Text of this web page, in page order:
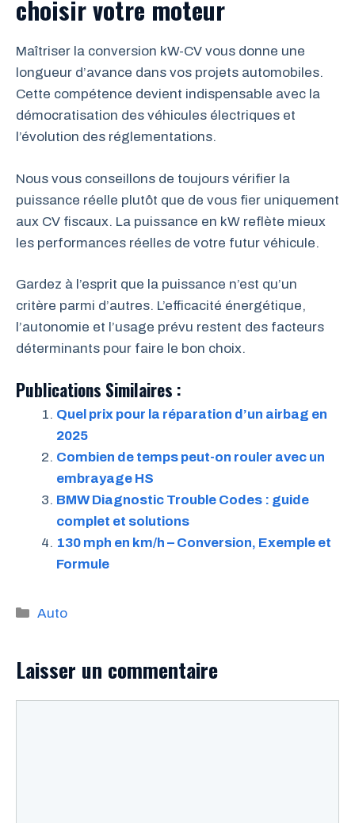
choisir votre moteur
Maîtriser la conversion kW-CV vous donne une
longueur d’avance dans vos projets automobiles.
Cette compétence devient indispensable avec la
démocratisation des véhicules électriques et
l’évolution des réglementations.
Nous vous conseillons de toujours vérifier la
puissance réelle plutôt que de vous fier uniquement
aux CV fiscaux. La puissance en kW reflète mieux
les performances réelles de votre futur véhicule.
Gardez à l’esprit que la puissance n’est qu’un
critère parmi d’autres. L’efficacité énergétique,
l’autonomie et l’usage prévu restent des facteurs
déterminants pour faire le bon choix.
Publications Similaires :
Quel prix pour la réparation d’un airbag en
2025
Combien de temps peut-on rouler avec un
embrayage HS
BMW Diagnostic Trouble Codes : guide
complet et solutions
130 mph en km/h – Conversion, Exemple et
Formule
Catégories
Auto
Laisser un commentaire